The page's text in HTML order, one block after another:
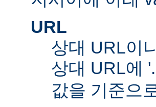
URL
상대 URL이
상대 URL에
값을 기준으